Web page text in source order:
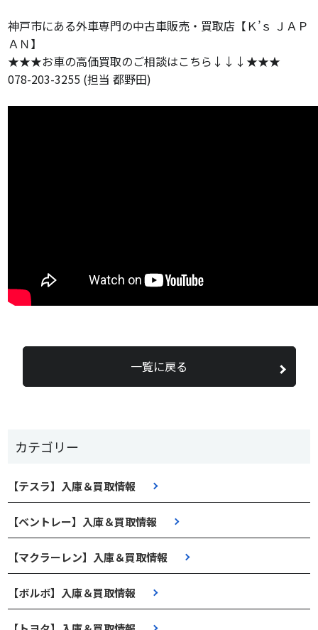
カテゴリー
【テスラ】入庫＆買取情報
【ベントレー】入庫＆買取情報
【マクラーレン】入庫＆買取情報
【ボルボ】入庫＆買取情報
神戸市にある外車専門の中古車販売・買取店【Ｋ’ｓ ＪＡＰ
ＡＮ】
★★★お車の高価買取のご相談はこちら↓↓↓★★★
078-203-3255 (担当 都野田)
一覧に戻る